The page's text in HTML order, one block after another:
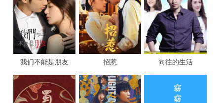
我们不能是朋友 招惹 向往的生活